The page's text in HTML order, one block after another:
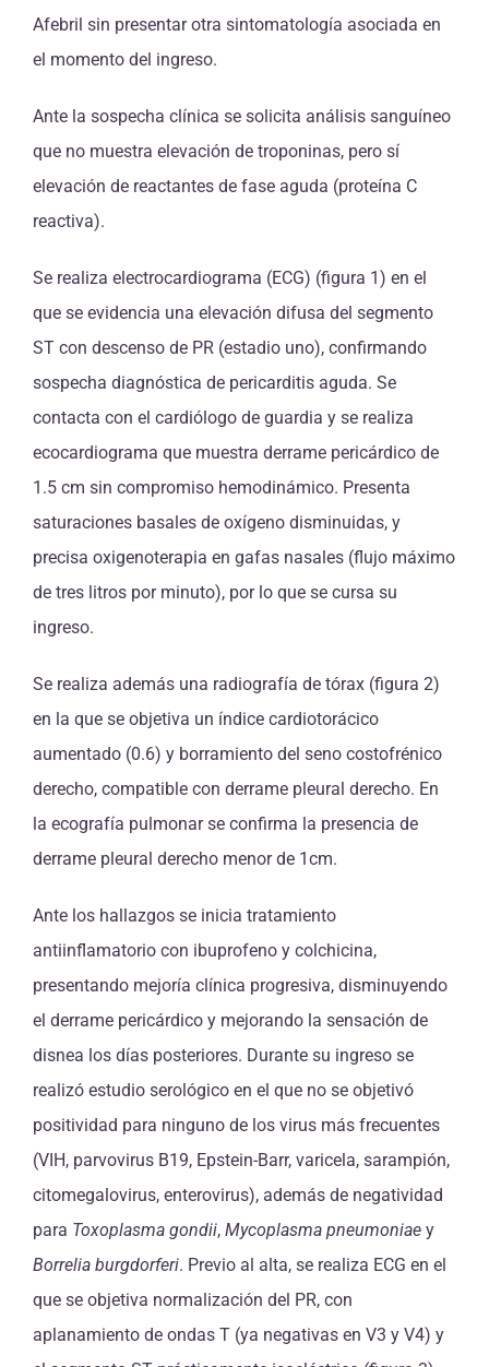
Afebril sin presentar otra sintomatología asociada en
el momento del ingreso.
Ante la sospecha clínica se solicita análisis sanguíneo
que no muestra elevación de troponinas, pero sí
elevación de reactantes de fase aguda (proteína C
reactiva).
Se realiza electrocardiograma (ECG) (figura 1) en el
que se evidencia una elevación difusa del segmento
ST con descenso de PR (estadio uno), confirmando
sospecha diagnóstica de pericarditis aguda. Se
contacta con el cardiólogo de guardia y se realiza
ecocardiograma que muestra derrame pericárdico de
1.5 cm sin compromiso hemodinámico. Presenta
saturaciones basales de oxígeno disminuidas, y
precisa oxigenoterapia en gafas nasales (flujo máximo
de tres litros por minuto), por lo que se cursa su
ingreso.
Se realiza además una radiografía de tórax (figura 2)
en la que se objetiva un índice cardiotorácico
aumentado (0.6) y borramiento del seno costofrénico
derecho, compatible con derrame pleural derecho. En
la ecografía pulmonar se confirma la presencia de
derrame pleural derecho menor de 1cm.
Ante los hallazgos se inicia tratamiento
antiinflamatorio con ibuprofeno y colchicina,
presentando mejoría clínica progresiva, disminuyendo
el derrame pericárdico y mejorando la sensación de
disnea los días posteriores. Durante su ingreso se
realizó estudio serológico en el que no se objetivó
positividad para ninguno de los virus más frecuentes
(VIH, parvovirus B19, Epstein-Barr, varicela, sarampión,
citomegalovirus, enterovirus), además de negatividad
para Toxoplasma gondii, Mycoplasma pneumoniae y
Borrelia burgdorferi. Previo al alta, se realiza ECG en el
que se objetiva normalización del PR, con
aplanamiento de ondas T (ya negativas en V3 y V4) y